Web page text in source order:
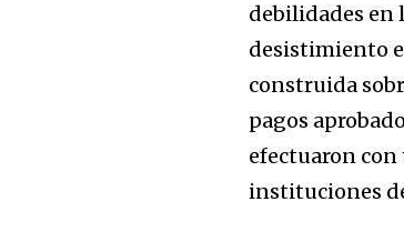
debilidades en
desistimiento
construida
pagos
efectuaron con
instituciones